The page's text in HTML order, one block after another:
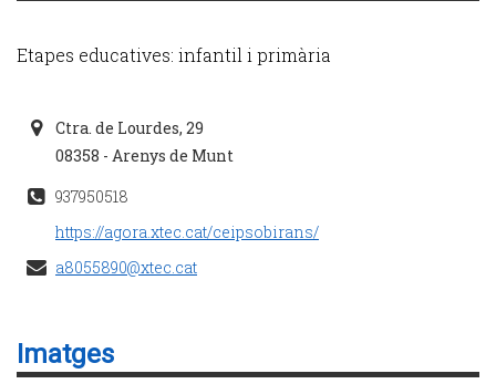
Etapes educatives: infantil i primària
Ctra. de Lourdes, 29
08358 - Arenys de Munt
937950518
https://agora.xtec.cat/ceipsobirans/
a8055890@xtec.cat
Imatges